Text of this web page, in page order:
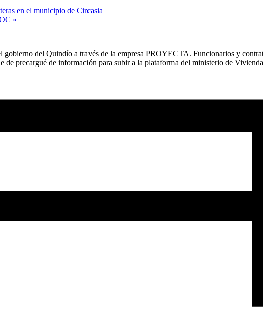
en el municipio de Circasia
»
del Quindío a través de la empresa PROYECTA. Funcionarios y
de precargué de información para subir a la plataforma del ministerio de